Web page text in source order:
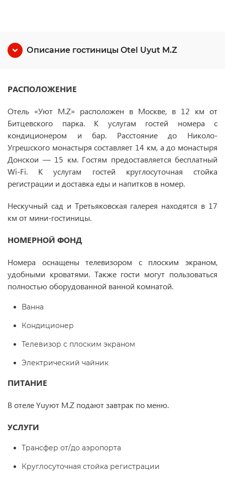
Описание гостиницы Otel Uyut M.Z
РАСПОЛОЖЕНИЕ
Отель «Уют М.Z» расположен в Москве, в 12 км от
Битцевского парка. К услугам гостей номера с
кондиционером и бар. Расстояние до Николо-
Угрешского монастыря составляет 14 км, а до монастыря
Донскои — 15 км. Гостям предоставляется бесплатный
Wi-Fi. К услугам гостей круглосуточная стойка
регистрации и доставка еды и напитков в номер.
Нескучный сад и Третьяковская галерея находятся в 17
км от мини-гостиницы.
НОМЕРНОЙ ФОНД
Номера оснащены телевизором с плоским экраном,
удобными кроватями. Также гости могут пользоваться
полностью оборудованной ванной комнатой.
Ванна
Кондиционер
Телевизор с плоским экраном
Электрический чайник
ПИТАНИЕ
В отеле Yuуют M.Z подают завтрак по меню.
УСЛУГИ
Трансфер от/до аэропорта
Круглосуточная стойка регистрации